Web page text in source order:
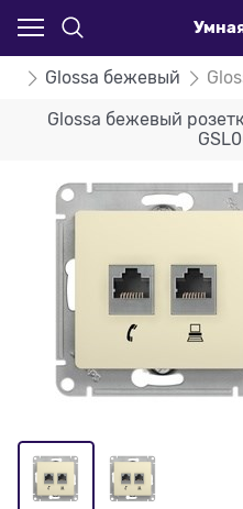
Glossa бежевый
Glossa бежевый